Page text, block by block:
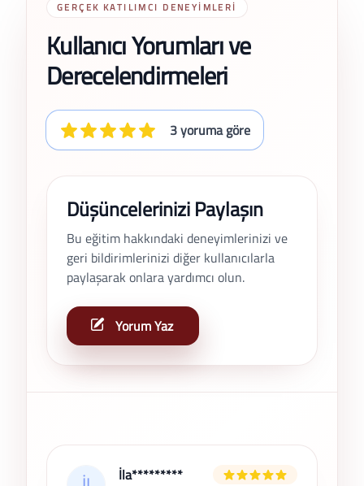
GERÇEK KATILIMCI DENEYIMLERI
Kullanıcı Yorumları ve
Derecelendirmeleri
3 yoruma göre
Düşüncelerinizi Paylaşın
Bu eğitim hakkındaki deneyimlerinizi ve
geri bildirimlerinizi diğer kullanıcılarla
paylaşarak onlara yardımcı olun.
Yorum Yaz
Son Yorumlar
İla*********